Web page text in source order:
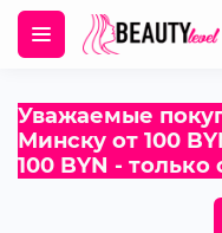
Уважаемые
Минску от 100
100 BYN -